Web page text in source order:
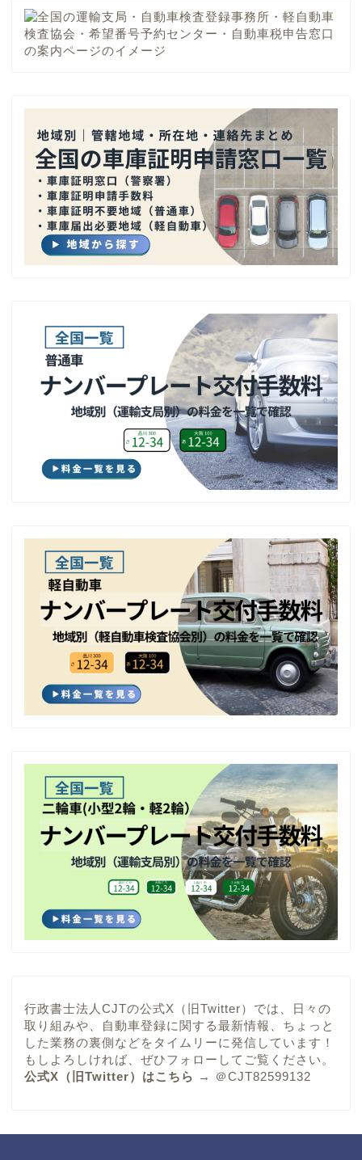
行政書士法人CJTの公式X（旧Twitter）では、日々の
取り組みや、自動車登録に関する最新情報、ちょっと
した業務の裏側などをタイムリーに発信しています！
もしよろしければ、ぜひフォローしてご覧ください。
公式X（旧Twitter）はこちら → ＠CJT82599132